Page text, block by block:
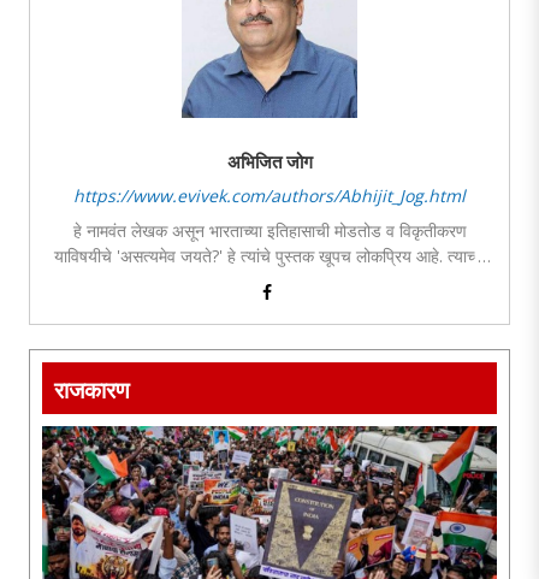
अभिजित जोग
https://www.evivek.com/authors/Abhijit_Jog.html
हे नामवंत लेखक असून भारताच्या इतिहासाची मोडतोड व विकृतीकरण
याविषयीचे 'असत्यमेव जयते?' हे त्यांचे पुस्तक खूपच लोकप्रिय आहे. त्याच्या
इंग्रजी, हिंदी व गुजराती आवृत्त्याही उपलब्ध आहेत. डाव्या विचारसरणीविषयी
त्यांनी लिहिलेल्या 'जगाला पोखरणारी डावी वाळवी' या विषयाला अल्पावधीतच
प्रचंड प्रतिसाद मिळाला असून त्याची इंग्रजी आवृत्ती नुकतीच उपलब्ध झाली
आहे. भारताच्या सांस्कृतिक वारशाविषयी 'हेरिटेज फर्स्ट' या समाजमाध्यमांवरील
पेजचे ते लेखन करतात. ते विख्यात ब्रँड कन्सल्टंट, जाहिराततज्ज्ञ व
काॅपीरायटर असून त्यांचे 'ब्रँडनामा' हे ब्रँडिंगवरील मराठीतले पहिले पुस्तकही
खूप वाचकप्रिय आहे. इतिहास, संस्कृती, राजकारण, ब्रँडिंग व भूराजकीय
डावपेच हे त्यांचे आवडते विषय आहेत. या विषयांवर ते विविध वृत्तपत्रे, मासिके
तसेच समाजमाध्यमांवर नियमित लेखन करतात, तसेच विविध व्यासपीठांवर
व्याख्याने देतात.
राजकारण